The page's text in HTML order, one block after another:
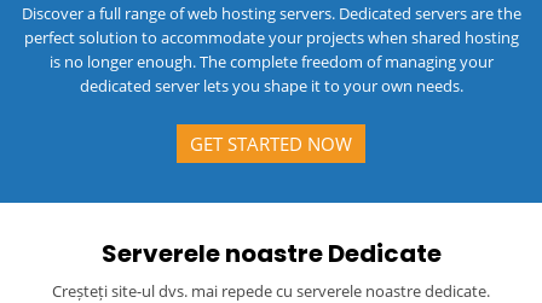
Discover a full range of web hosting servers. Dedicated servers are the
perfect solution to accommodate your projects when shared hosting
is no longer enough. The complete freedom of managing your
dedicated server lets you shape it to your own needs.
GET STARTED NOW
Serverele noastre Dedicate
Creșteți site-ul dvs. mai repede cu serverele noastre dedicate.